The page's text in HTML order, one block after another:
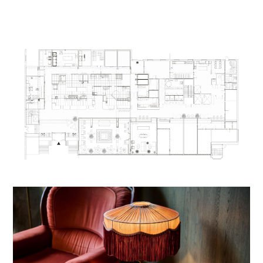
blitt misunnelig på. Det er etablert en
serveringsluke «Pick Me Up» ut fra
preppekjøkkenet og en pizzeria med tilhørende
bar i samme lengderetning. Ved pizzaovnen kan
man sitte og se pizzaen bli preparert, stekt og
servert. For Renaa har synlighet til faget stått
sterkt i utformingen av lokalene.
sider, men den er stemningsskapende og innbyr
til peiskos på kalde dager. Vannstasjonene (med
oppbevaring av glass og bestikk) er plassert slik
at peisen blir rommets midtpunkt og sørger
samtidig for gode trafikksoner for de ansatte. Det